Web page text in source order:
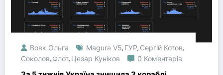
Вовк Ольга Magura V5, ГУР, Сергій Котов,
Соколов, Флот, Цезар Куніков 0 Коментарів